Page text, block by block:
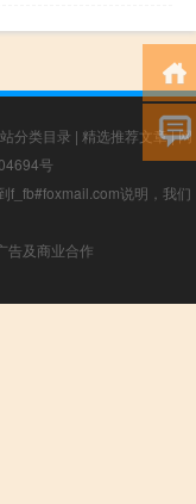
分类目录 | 精选推荐文章|网
号
f_fb#foxmail.com说明，我们
告及商业合作